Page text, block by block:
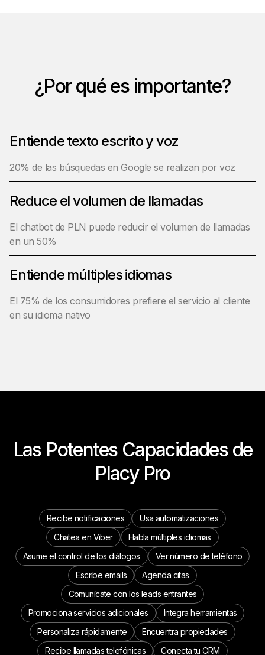
¿Por qué es importante?
Entiende texto escrito y voz
20% de las búsquedas en Google se realizan por voz
Reduce el volumen de llamadas
El chatbot de PLN puede reducir el volumen de llamadas
en un 50%
Entiende múltiples idiomas
El 75% de los consumidores prefiere el servicio al cliente
en su idioma nativo
Las Potentes Capacidades de
Placy Pro
Recibe notificaciones
Usa automatizaciones
Chatea en Viber
Habla múltiples idiomas
Asume el control de los diálogos
Ver número de teléfono
Escribe emails
Agenda citas
Comunícate con los leads entrantes
Promociona servicios adicionales
Integra herramientas
Personaliza rápidamente
Encuentra propiedades
Recibe llamadas telefónicas
Conecta tu CRM